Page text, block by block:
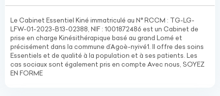
Le Cabinet Essentiel Kiné immatriculé au N° RCCM : TG-LG-
LFW-01-2023-B13-02388, NIF : 1001872486 est un Cabinet de
prise en charge Kinésithérapique basé au grand Lomé et
précisément dans la commune d’Agoè-nyivé1. Il offre des soins
Essentiels et de qualité à la population et à ses patients. Les
cas sociaux sont également pris en compte Avec nous, SOYEZ
EN FORME